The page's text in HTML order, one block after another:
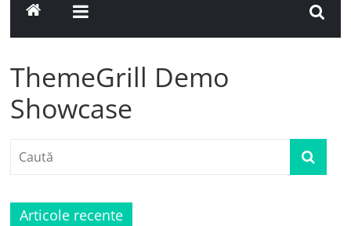
ThemeGrill Demo
Showcase
Articole recente